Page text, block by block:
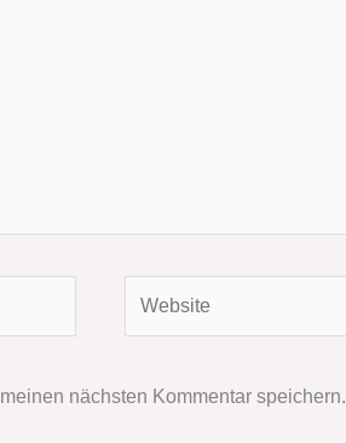
nächsten Kommentar speichern.